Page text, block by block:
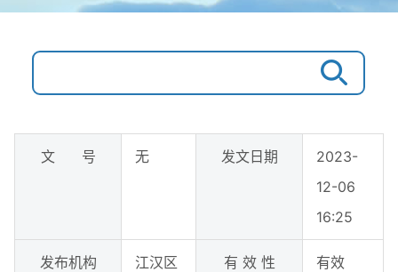
文 号 无 发文日期
2023-
12-06
16:25
发布机构
江汉区
有 效 性 有效